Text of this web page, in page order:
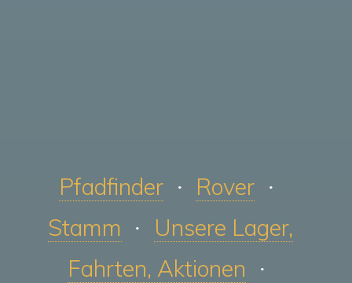
Pfadfinder
Rover
Stamm
Unsere Lager,
Fahrten, Aktionen